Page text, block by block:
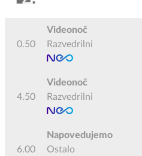
0.50
Videonoč
Razvedrilni
4.50
Videonoč
Razvedrilni
6.00
Napovedujemo
Ostalo